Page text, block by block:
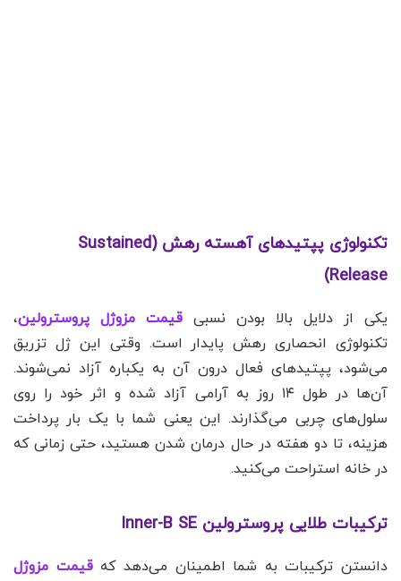
تکنولوژی پپتیدهای آهسته رهش (Sustained
Release)
یکی از دلایل بالا بودن نسبی قیمت مزوژل پروسترولین،
تکنولوژی انحصاری رهش پایدار است. وقتی این ژل تزریق
می‌شود، پپتیدهای فعال درون آن به یکباره آزاد نمی‌شوند.
آن‌ها در طول ۱۴ روز به آرامی آزاد شده و اثر خود را روی
سلول‌های چربی می‌گذارند. این یعنی شما با یک بار پرداخت
هزینه، تا دو هفته در حال درمان شدن هستید، حتی زمانی که
در خانه استراحت می‌کنید.
ترکیبات طلایی پروسترولین Inner-B SE
دانستن ترکیبات به شما اطمینان می‌دهد کهقیمت مزوژل